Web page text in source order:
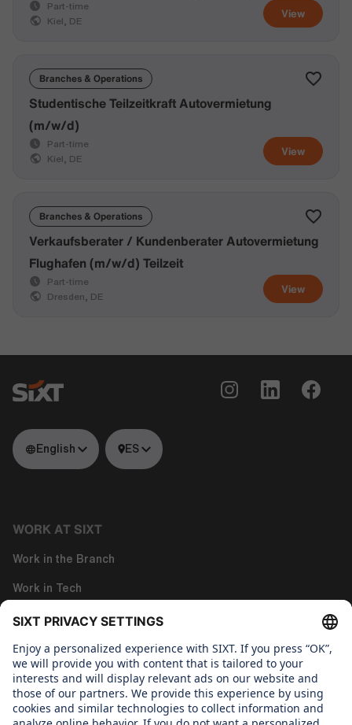
View
Part-time
Kiel, DE
Branches & Operations
View
Studentische Teilzeitkraft Autovermietung
(m/w/d)
Part-time
Kiel, DE
Branches & Operations
View
Verkaufsberater / Kundenberater Autovermietung
Flughafen (m/w/d) Teilzeit
Part-time
Dresden, DE
English ES
WORK AT SIXT
Work in the Branch
Work in Tech
Work in Corporate Functions
About us
WHAT WE CARE ABOUT
Regine SIXT Children´s Aid Foundation